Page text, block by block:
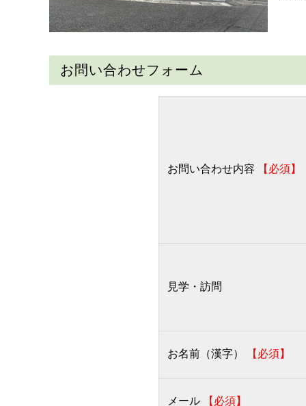
お問い合わせフォーム
お問い合わせ内容 【必須】
見学・訪問
お名前（漢字） 【必須】
メール 【必須】